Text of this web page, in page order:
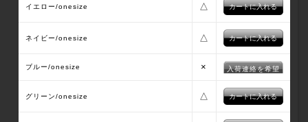
イエロー/onesize △
ネイビー/onesize △
ブルー/onesize × 入荷連絡を希望
グリーン/onesize △